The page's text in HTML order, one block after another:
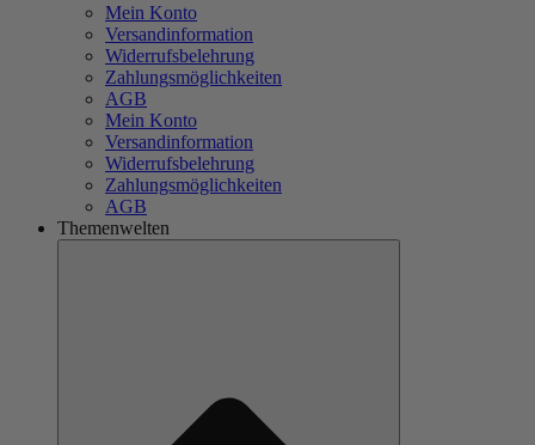
Mein Konto
Versandinformation
Widerrufsbelehrung
Zahlungsmöglichkeiten
AGB
Mein Konto
Versandinformation
Widerrufsbelehrung
Zahlungsmöglichkeiten
AGB
Themenwelten